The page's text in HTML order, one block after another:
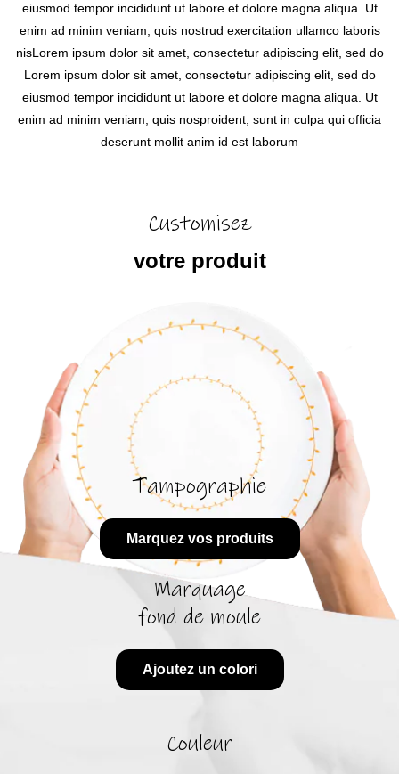
eiusmod tempor incididunt ut labore et dolore magna aliqua. Ut
enim ad minim veniam, quis nostrud exercitation ullamco laboris
nisLorem ipsum dolor sit amet, consectetur adipiscing elit, sed do
Lorem ipsum dolor sit amet, consectetur adipiscing elit, sed do
eiusmod tempor incididunt ut labore et dolore magna aliqua. Ut
enim ad minim veniam, quis nosproident, sunt in culpa qui officia
deserunt mollit anim id est laborum
Customisez
votre produit
Tampographie
Marquez vos produits
Marquage
fond de moule
Ajoutez un colori
Couleur